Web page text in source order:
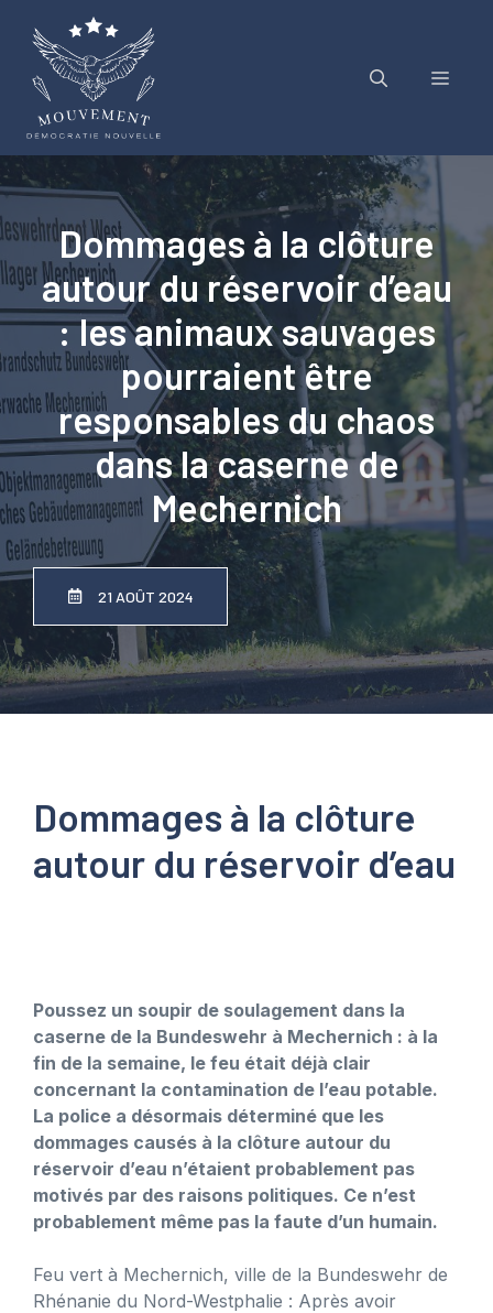
contenu
Menu
Dommages à la clôture
autour du réservoir d’eau
: les animaux sauvages
pourraient être
responsables du chaos
dans la caserne de
Mechernich
21 AOÛT 2024
Dommages à la clôture
autour du réservoir d’eau
Poussez un soupir de soulagement dans la
caserne de la Bundeswehr à Mechernich : à la
fin de la semaine, le feu était déjà clair
concernant la contamination de l’eau potable.
La police a désormais déterminé que les
dommages causés à la clôture autour du
réservoir d’eau n’étaient probablement pas
motivés par des raisons politiques. Ce n’est
probablement même pas la faute d’un humain.
Feu vert à Mechernich, ville de la Bundeswehr de
Rhénanie du Nord-Westphalie : Après avoir